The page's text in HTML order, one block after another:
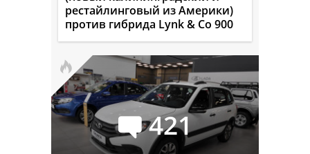
рестайлинговый из Америки)
против гибрида Lynk & Co 900
421